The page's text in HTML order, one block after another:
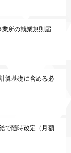
所の就業規則届
算基礎に含める必
で随時改定（月額